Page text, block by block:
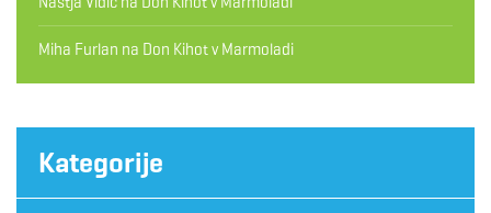
Miha Furlan na Don Kihot v Marmoladi
Kategorije